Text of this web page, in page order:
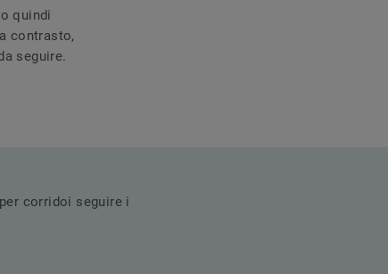
quindi
contrasto,
seguire.
corridoi seguire i